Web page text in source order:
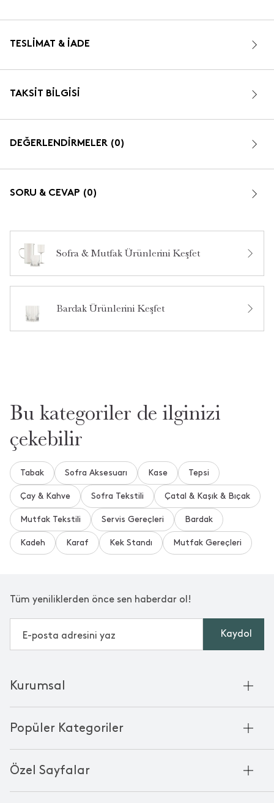
TESLIMAT & İADE
TAKSIT BILGISI
DEĞERLENDİRMELER (0)
SORU & CEVAP (0)
Sofra & Mutfak Ürünlerini Keşfet
Bardak Ürünlerini Keşfet
Bu kategoriler de ilginizi
çekebilir
Tabak Sofra Aksesuarı Kase Tepsi
Çay & Kahve Sofra Tekstili Çatal & Kaşık & Bıçak
Mutfak Tekstili Servis Gereçleri Bardak
Kadeh Karaf Kek Standı Mutfak Gereçleri
Tüm yeniliklerden önce sen haberdar ol!
Kaydol
Popüler Kategoriler
Bornoz
Özel Sayfalar
Kurumsal
Kurumsal Satış
Chakra Manifesto
Mağazalarımız